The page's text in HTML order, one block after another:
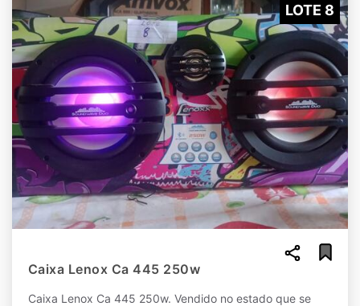
LOTE 8
Caixa Lenox Ca 445 250w
Caixa Lenox Ca 445 250w. Vendido no estado que se